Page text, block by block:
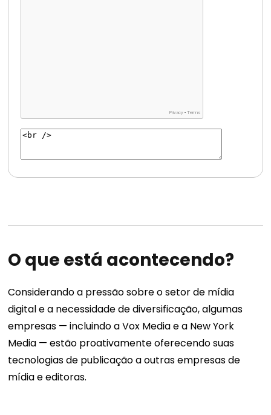
O que está acontecendo?
Considerando a pressão sobre o setor de mídia
digital e a necessidade de diversificação, algumas
empresas — incluindo a Vox Media e a New York
Media — estão proativamente oferecendo suas
tecnologias de publicação a outras empresas de
mídia e editoras.